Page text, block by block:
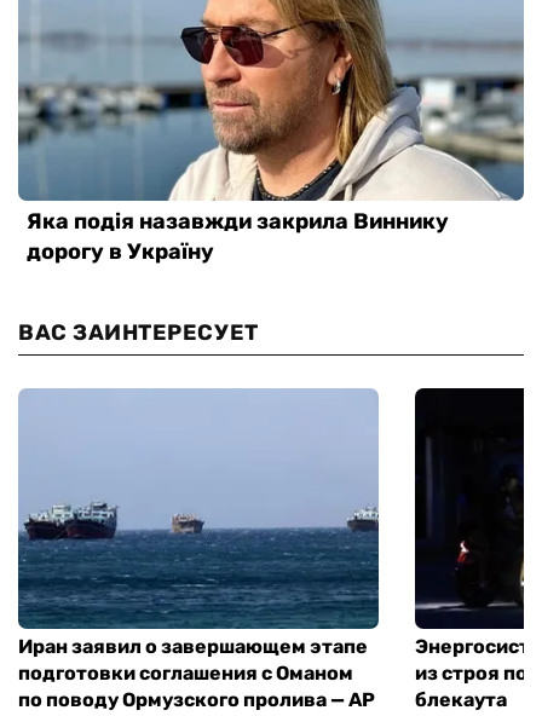
ВАС ЗАИНТЕРЕСУЕТ
Иран заявил о завершающем этапе
подготовки соглашения с Оманом
по поводу Ормузского пролива — AP
из строя
блекаута